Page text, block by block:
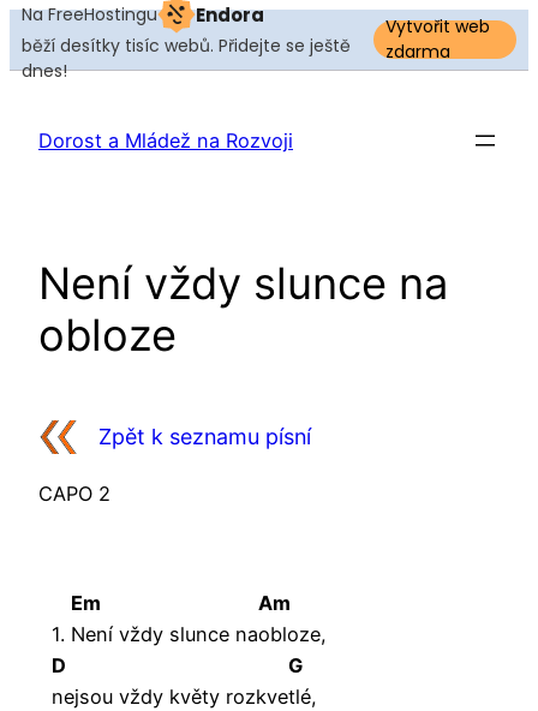
Na FreeHostingu Endora
běží desítky tisíc webů. Přidejte se ještě
dnes!
Vytvořit web
zdarma
Dorost a Mládež na Rozvoji
Není vždy slunce na
obloze
Zpět k seznamu písní
CAPO 2
1.
Em
Není vždy slunce na
Am
obloze,
D
nejsou vždy květy rozkve
G
tlé,